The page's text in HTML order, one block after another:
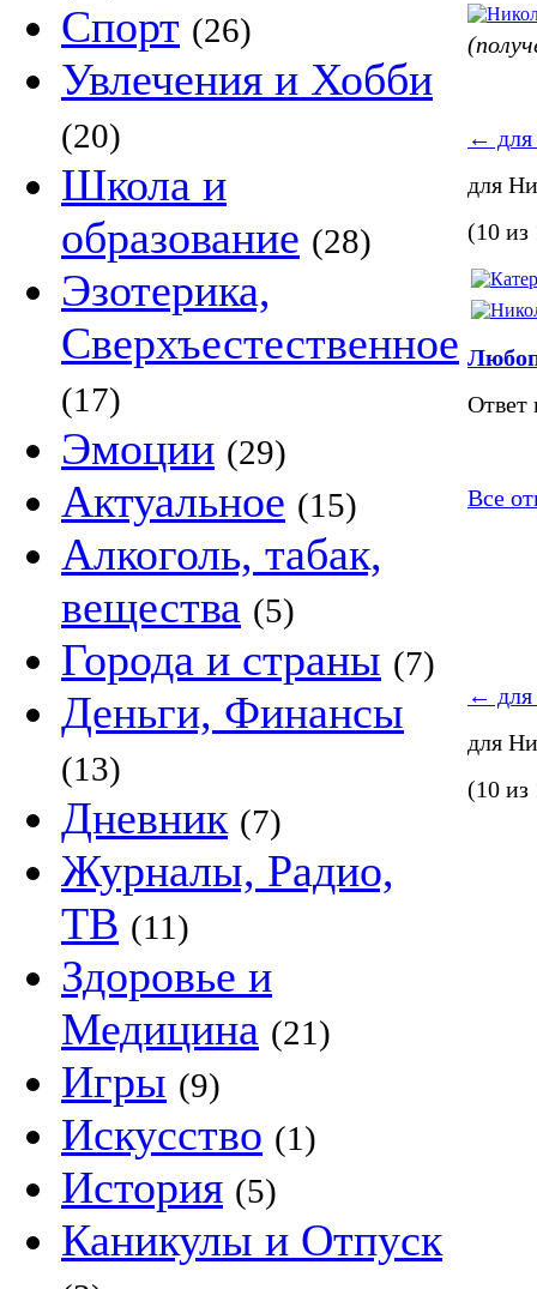
Спорт (26)
Увлечения и Хобби
(20)
Школа и
образование (28)
Эзотерика,
Сверхъестественное
(17)
Эмоции (29)
Актуальное (15)
Алкоголь, табак,
вещества (5)
Города и страны (7)
Деньги, Финансы
(13)
Дневник (7)
Журналы, Радио,
ТВ (11)
Здоровье и
Медицина (21)
Игры (9)
Искусство (1)
История (5)
Каникулы и Отпуск
←
для
(10 из
Ответ
Все
←
для
(10 из